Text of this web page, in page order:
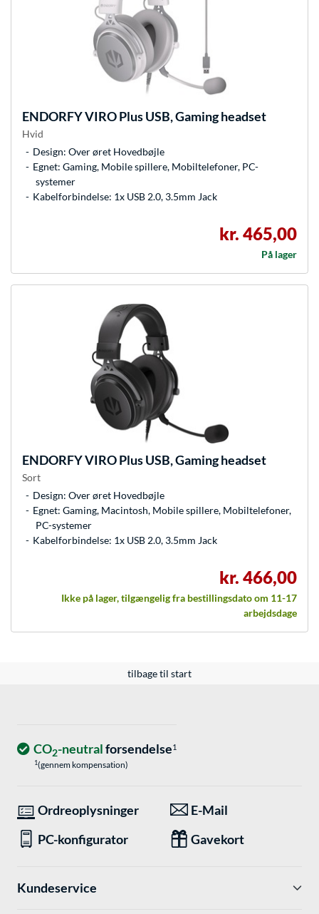
ENDORFYVIRO Plus USB, Gaming headset
Hvid
Design: Over øret Hovedbøjle
Egnet: Gaming, Mobile spillere, Mobiltelefoner, PC-
systemer
Kabelforbindelse: 1x USB 2.0, 3.5mm Jack
kr. 465,00
På lager
ENDORFYVIRO Plus USB, Gaming headset
Sort
Design: Over øret Hovedbøjle
Egnet: Gaming, Macintosh, Mobile spillere, Mobiltelefoner,
PC-systemer
Kabelforbindelse: 1x USB 2.0, 3.5mm Jack
kr. 466,00
Ikke på lager, tilgængelig fra bestillingsdato om 11-17
arbejdsdage
tilbage til start
CO2-neutralforsendelse1
1(gennem kompensation)
Ordreoplysninger
E-Mail
PC-konfigurator
Gavekort
Kundeservice